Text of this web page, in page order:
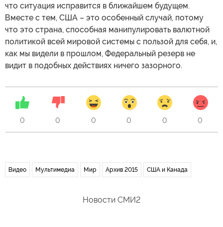
что ситуация исправится в ближайшем будущем.
Вместе с тем, США – это особенный случай, потому
что это страна, способная манипулировать валютной
политикой всей мировой системы с пользой для себя, и,
как мы видели в прошлом, Федеральный резерв не
видит в подобных действиях ничего зазорного.
0 0 0 0 0 0
Видео Мультимедиа Мир Архив 2015 США и Канада
Новости СМИ2